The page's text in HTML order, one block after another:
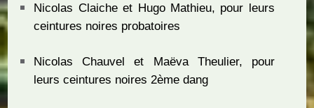
Nicolas Claiche et Hugo Mathieu, pour leurs
ceintures noires probatoires
Nicolas Chauvel et Maëva Theulier, pour
leurs ceintures noires 2ème dang